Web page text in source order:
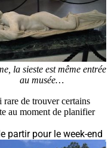
la sieste est même entrée
au musée…
rare de trouver certains
au moment de planifier
partir pour le week-end